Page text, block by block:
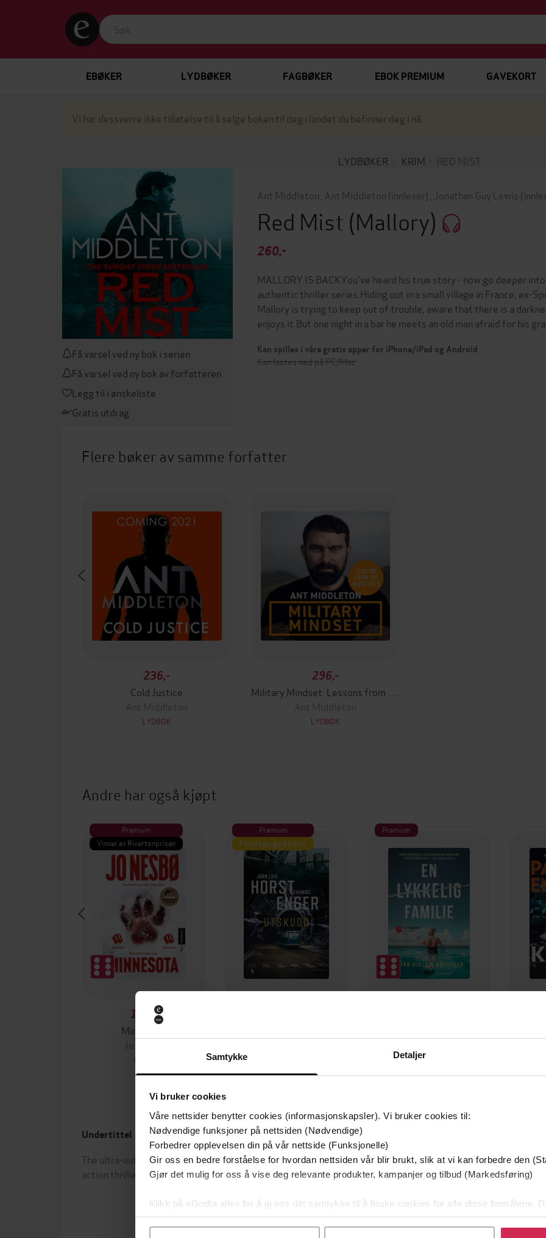
Samtykke Detaljer
Vi bruker cookies
Våre nettsider benytter cookies (informasjonskapsler). Vi bruker cookies til:
Nødvendige funksjoner på nettsiden (Nødvendige)
Forbedrer opplevelsen din på vår nettside (Funksjonelle)
Gir oss en bedre forståelse for hvordan nettsiden vår blir brukt, slik at vi kan forbedre den
Gjør det mulig for oss å vise deg relevante produkter, kampanjer og tilbud (Markedsføring)
Klikk på «Godta alle» for å gi oss ditt samtykke til å bruke cookies for alle disse formålene.
samtykke til spesifikke formål ved å klikke på «Tilpass». Du kan når som helst trekke
EBØKER LYDBØKER FAGBØKER EBOK PREMIUM GAVEKORT
Vi har dessverre ikke tillatelse til å selge boken til deg i landet du befinner deg i nå.
LYDBØKER KRIM RED MIST
Få varsel ved ny bok i serien
Få varsel ved ny bok av forfatteren
Legg til i ønskeliste
Gratis utdrag
Ant Middleton Ant Middleton (innleser) Jonathan Guy Lewis
Red Mist (Mallory)
260,-
MALLORY IS BACKYou've heard his true story - now go deeper
authentic thriller series.Hiding out in a small village in France, ex-
Mallory is trying to keep out of trouble, aware that there is a
enjoys it.But one night in a bar he meets an old man afraid for his
Kan spilles i våre gratis apper for iPhone/iPad og Android
Kan lastes ned på PC/Mac
Flere bøker av samme forfatter
236,-
Cold Justice
Ant Middleton
LYDBOK
296,-
Ant Middleton
LYDBOK
Andre har også kjøpt
Premium
Vinner av Rivertonprisen
199,-
Minnesota
EBOK
Premium
Første gang på tilbud
Premium
EBOK
Undertittel
The ultra-authentic and gripping
action thriller
Forfattere
Ant Middleton(forfatter),Ant
Middleton(innleser),Jonathan Guy
Forlag
Lengde 10:11